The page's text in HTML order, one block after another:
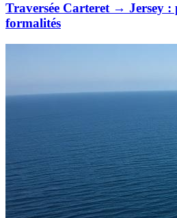
Traversée Carteret → Jersey :
formalités